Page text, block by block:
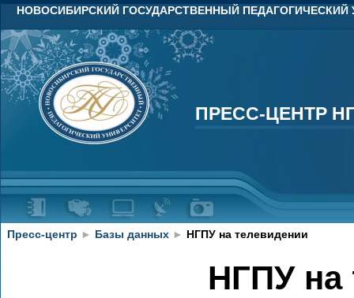
НОВОСИБИРСКИЙ ГОСУДАРСТВЕННЫЙ ПЕДАГОГИЧЕСКИЙ
ПРЕСС-ЦЕНТР
ПРЕСС-ЦЕНТР
Пресс-центр ► Базы данных ► НГПУ на телевидении
НГПУ на